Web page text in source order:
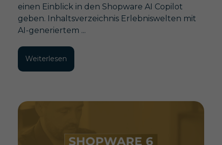
einen Einblick in den Shopware AI Copilot
geben. Inhaltsverzeichnis Erlebniswelten mit
AI-generiertem ...
Weiterlesen